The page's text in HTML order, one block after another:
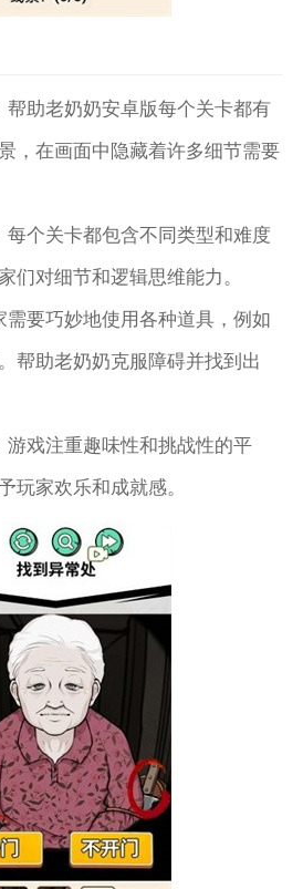
帮助老奶奶安卓版每个关卡都有
，在画面中隐藏着许多细节需要
每个关卡都包含不同类型和难度
们对细节和逻辑思维能力。
需要巧妙地使用各种道具，例如
帮助老奶奶克服障碍并找到出
游戏注重趣味性和挑战性的平
玩家欢乐和成就感。